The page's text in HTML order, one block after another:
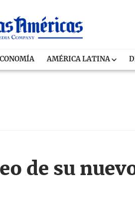
AMÉRICA LATINA
de su